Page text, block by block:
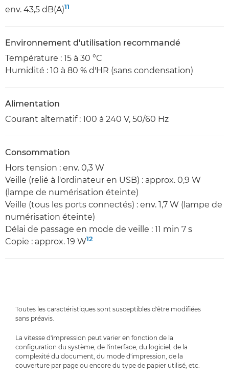
env. 43,5 dB(A)11
Environnement d'utilisation recommandé
Température : 15 à 30 °C
Humidité : 10 à 80 % d'HR (sans condensation)
Alimentation
Courant alternatif : 100 à 240 V, 50/60 Hz
Consommation
Hors tension : env. 0,3 W
Veille (relié à l'ordinateur en USB) : approx. 0,9 W
(lampe de numérisation éteinte)
Veille (tous les ports connectés) : env. 1,7 W (lampe de
numérisation éteinte)
Délai de passage en mode de veille : 11 min 7 s
Copie : approx. 19 W12
Toutes les caractéristiques sont susceptibles d'être modifiées
sans préavis.
La vitesse d'impression peut varier en fonction de la
configuration du système, de l'interface, du logiciel, de la
complexité du document, du mode d'impression, de la
couverture par page ou encore du type de papier utilisé, etc.